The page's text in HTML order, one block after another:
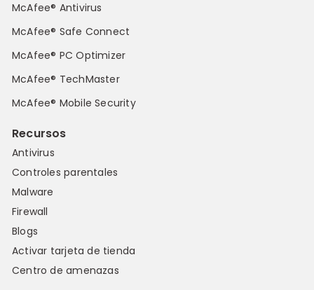
McAfee® Antivirus
McAfee® Safe Connect
McAfee® PC Optimizer
McAfee® TechMaster
McAfee® Mobile Security
Recursos
Antivirus
Controles parentales
Malware
Firewall
Blogs
Activar tarjeta de tienda
Centro de amenazas